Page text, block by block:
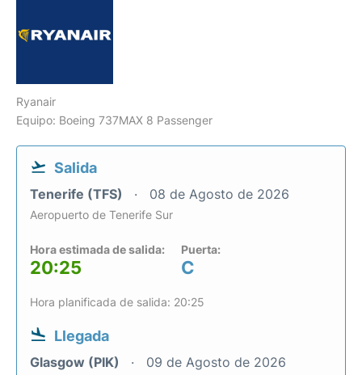
Ryanair
Equipo: Boeing 737MAX 8 Passenger
Salida
Tenerife (TFS) 08 de Agosto de 2026
Aeropuerto de Tenerife Sur
Hora estimada de salida:
20:25
Puerta:
C
Hora planificada de salida: 20:25
Llegada
Glasgow (PIK) 09 de Agosto de 2026